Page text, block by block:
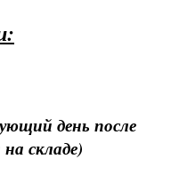
день после
складе)